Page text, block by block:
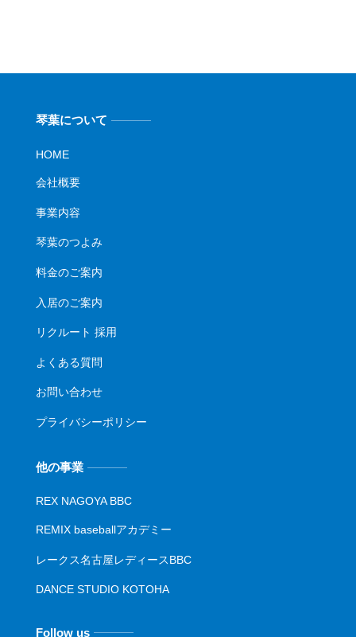
琴葉について
HOME
会社概要
事業内容
琴葉のつよみ
料金のご案内
入居のご案内
リクルート 採用
よくある質問
お問い合わせ
プライバシーポリシー
他の事業
REX NAGOYA BBC
REMIX baseballアカデミー
レークス名古屋レディースBBC
DANCE STUDIO KOTOHA
Follow us